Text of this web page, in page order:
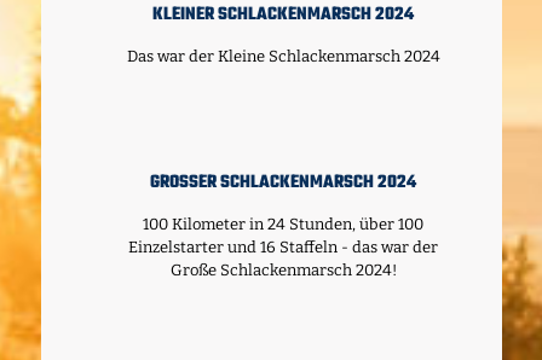
KLEINER SCHLACKENMARSCH 2024
Das war der Kleine Schlackenmarsch 2024
GROSSER SCHLACKENMARSCH 2024
100 Kilometer in 24 Stunden, über 100
Einzelstarter und 16 Staffeln - das war der
Große Schlackenmarsch 2024!